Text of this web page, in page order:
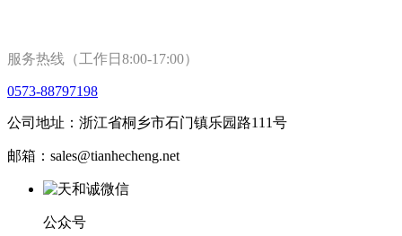
服务热线（工作日8:00-17:00）
0573-88797198
公司地址：浙江省桐乡市石门镇乐园路111号
邮箱：sales@tianhecheng.net
公众号